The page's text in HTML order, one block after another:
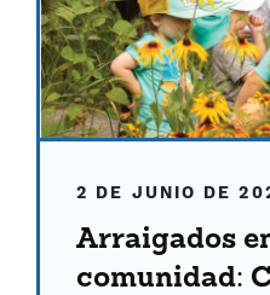
2 DE JUNIO DE
Arraigados
comunidad: